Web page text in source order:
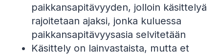
paikkansapitävyyden, jolloin käsittelyä
rajoitetaan ajaksi, jonka kuluessa
paikkansapitävyysasia selvitetään
Käsittely on lainvastaista, mutta et